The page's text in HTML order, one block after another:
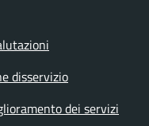
disservizio
dei servizi